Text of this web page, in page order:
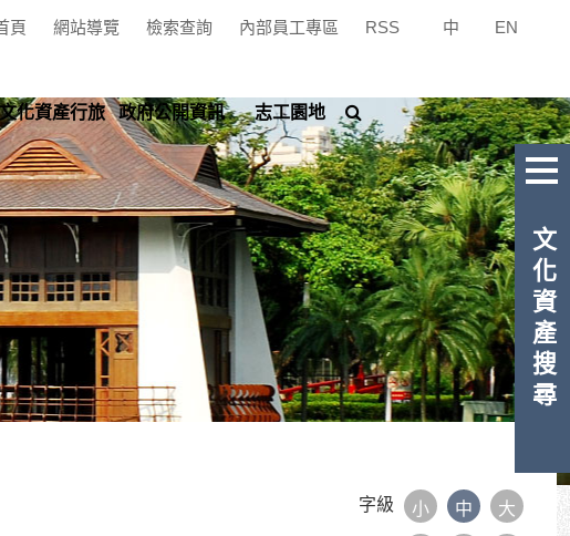
頁 網站導覽 檢索查詢 內部員工專區 RSS 中 EN
化資產行旅 政府公開資訊 志工園地
尋
字級 小 中 大
文化資產搜尋